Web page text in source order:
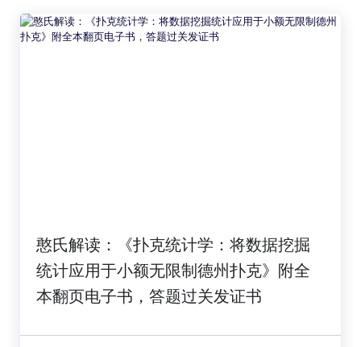
憨氏解读：《扑克统计学：将数据挖掘
统计应用于小额无限制德州扑克》附全
本翻页电子书，答题过关发证书